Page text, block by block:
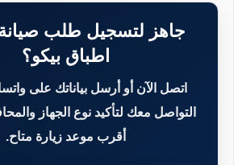
جاهز لتسجيل طلب
اطباق بيكو؟
اتصل الآن أو أرسل بياناتك على
التواصل معك لتأكيد نوع الجهاز
أقرب موعد زيارة متاح.